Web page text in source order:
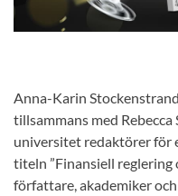
Anna-Karin
tillsammans med
universitet redaktörer för
titeln ”Finansiell reglering
författare, akademiker